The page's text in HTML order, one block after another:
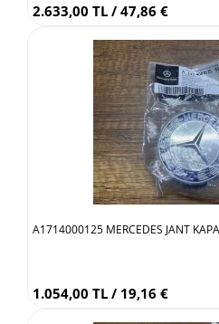
2.633,00 TL / 47,86 €
A1714000125 MERCEDES JANT
1.054,00 TL / 19,16 €